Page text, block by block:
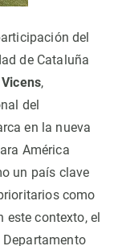
del
de Cataluña
,
del
en la nueva
América
un país clave
como
este contexto, el
Departamento